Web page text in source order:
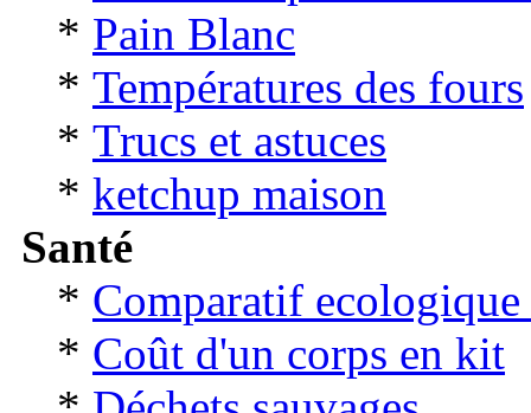
* Pain Blanc
* Températures des fours
* Trucs et astuces
* ketchup maison
Santé
* Comparatif ecologique
* Coût d'un corps en kit